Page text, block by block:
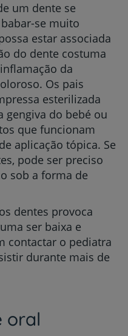
um dente se
se muito
estar associada
do dente costuma
da
Os pais
esterilizada
gengiva do bebé ou
que funcionam
aplicação tópica. Se
pode ser preciso
sob a forma de
dentes provoca
ser baixa e
contactar o pediatra
durante mais de
oral